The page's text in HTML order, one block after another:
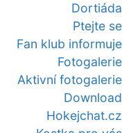
Dortiáda
Ptejte se
Fan klub informuje
Fotogalerie
Aktivní fotogalerie
Download
Hokejchat.cz